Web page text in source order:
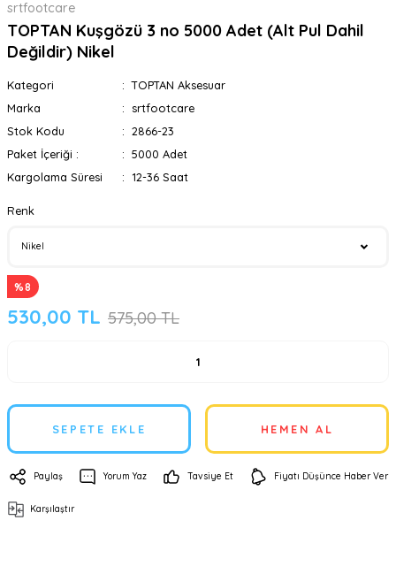
srtfootcare
TOPTAN Kuşgözü 3 no 5000 Adet (Alt Pul Dahil
Değildir) Nikel
Kategori
TOPTAN Aksesuar
Marka
srtfootcare
Stok Kodu
2866-23
Paket İçeriği :
5000 Adet
Kargolama Süresi
12-36 Saat
Renk
%8
530,00 TL 575,00 TL
SEPETE EKLE HEMEN AL
Paylaş Yorum Yaz Tavsiye Et Fiyatı Düşünce Haber Ver
Karşılaştır